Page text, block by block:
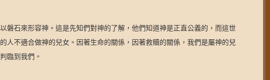
磐石來形容神。這是先知們對神的了解，他們知道神是正直公義的，而這世
人不適合做神的兒女。因著生命的關係，因著救贖的關係，我們是屬神的兒
臨到我們。